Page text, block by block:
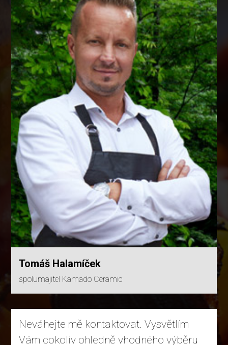
Tomáš Halamíček
spolumajitel Kamado Ceramic
Neváhejte mě kontaktovat. Vysvětlím
Vám cokoliv ohledně vhodného výběru